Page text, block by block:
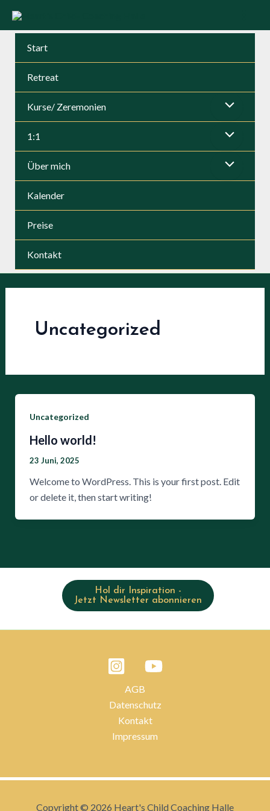
Inhalt
Main
Start
Retreat
Kurse/ Zeremonien Menü
umschalten
1:1 Menü
umschalten
Über mich Menü
Kalender
Preise
Kontakt
Uncategorized
Uncategorized
Hello world!
23 Juni, 2025
Welcome to WordPress. This is your first post. Edit
or delete it, then start writing!
Hol dir Inspiration -
Jetzt Newsletter abonnieren
AGB
Datenschutz
Kontakt
Impressum
Copyright © 2026 Heart's Child Coaching Halle